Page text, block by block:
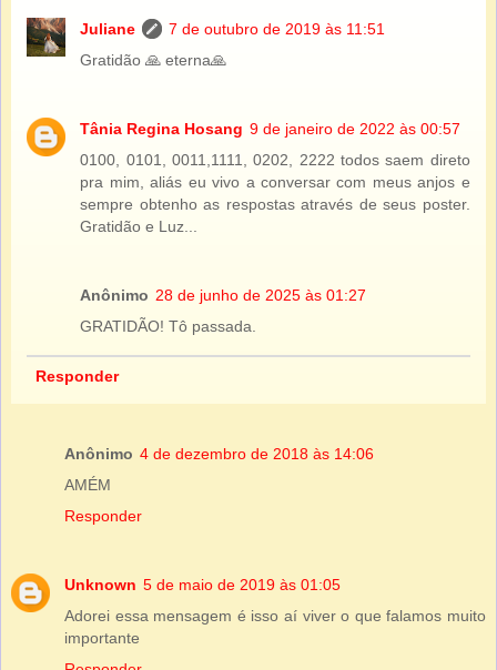
Juliane
7 de outubro de 2019 às 11:51
Gratidão 🙏 eterna🙏
Tânia Regina Hosang 9 de janeiro de 2022 às 00:57
0100, 0101, 0011,1111, 0202, 2222 todos saem direto
pra mim, aliás eu vivo a conversar com meus anjos e
sempre obtenho as respostas através de seus poster.
Gratidão e Luz...
Anônimo 28 de junho de 2025 às 01:27
GRATIDÃO! Tô passada.
Responder
Anônimo 4 de dezembro de 2018 às 14:06
AMÉM
Responder
Unknown 5 de maio de 2019 às 01:05
Adorei essa mensagem é isso aí viver o que falamos muito
importante